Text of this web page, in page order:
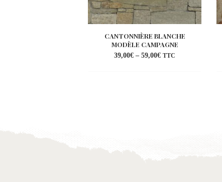
CANTONNIÈRE BLANCHE
MODÈLE CAMPAGNE
39,00€ – 59,00€ TTC